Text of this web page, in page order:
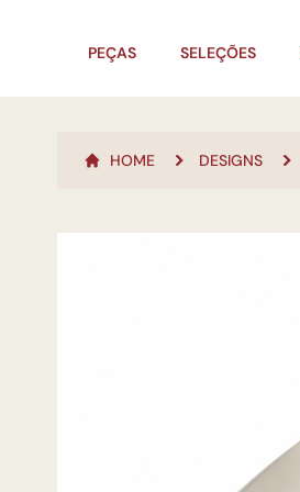
PEÇAS SELEÇÕES
HOME DESIGNS